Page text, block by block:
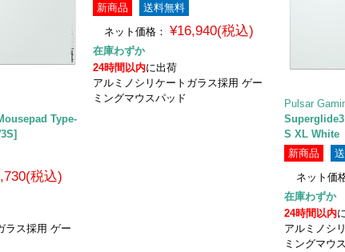
Type-
税込)
ラス採用 ゲー
新商品
送料無料
ネット価格：
¥16,940(税込)
在庫わずか
24時間以内に出荷
アルミノシリケートガラス採用 ゲー
ミングマウスパッド
Pulsar
S XL White
新商品
ネット価
在庫わずか
24時間以内
アルミノシ
ミングマウ